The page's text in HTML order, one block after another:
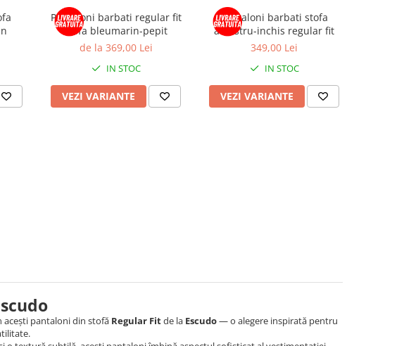
Pantaloni barbati regular fit
stofa bleumarin-pepit
de la 369,00 Lei
IN STOC
VEZI VARIANTE
Pantaloni barbati stofa
albastru-inchis regular fit
349,00 Lei
IN STOC
VEZI VARIANTE
acești pantaloni din stofă Regular Fitde la Escudo— o alegere inspirată pentru